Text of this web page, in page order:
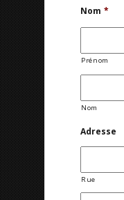
Nom *
Prénom
Nom
Adresse
Rue